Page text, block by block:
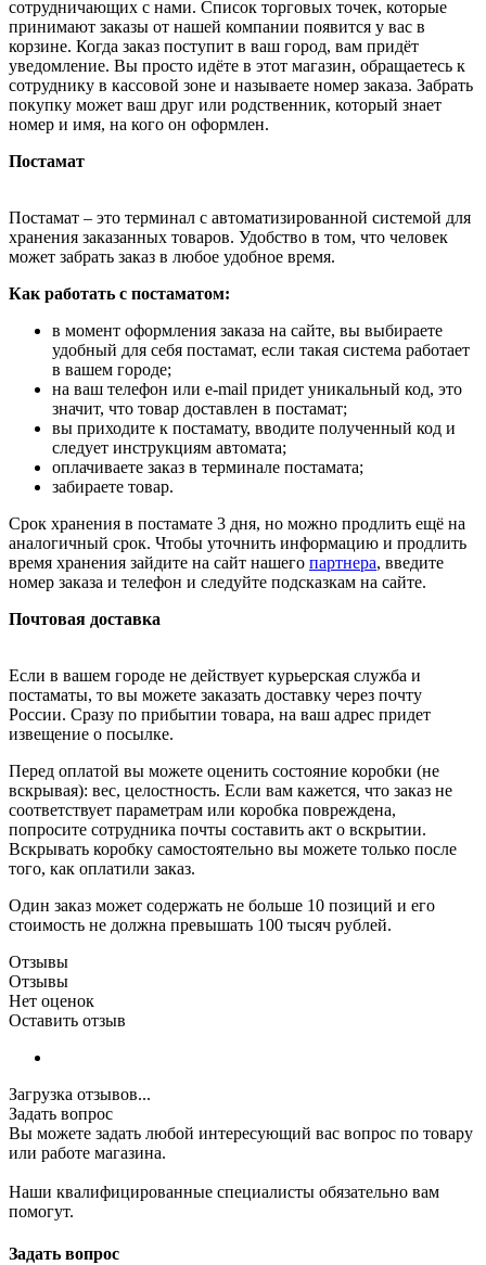
сотрудничающих с нами. Список торговых точек, которые
принимают заказы от нашей компании появится у вас в
корзине. Когда заказ поступит в ваш город, вам придёт
уведомление. Вы просто идёте в этот магазин, обращаетесь к
сотруднику в кассовой зоне и называете номер заказа. Забрать
покупку может ваш друг или родственник, который знает
номер и имя, на кого он оформлен.
Постамат
Постамат – это терминал с автоматизированной системой для
хранения заказанных товаров. Удобство в том, что человек
может забрать заказ в любое удобное время.
Как работать с постаматом:
в момент оформления заказа на сайте, вы выбираете
удобный для себя постамат, если такая система работает
в вашем городе;
на ваш телефон или e-mail придет уникальный код, это
значит, что товар доставлен в постамат;
вы приходите к постамату, вводите полученный код и
следует инструкциям автомата;
оплачиваете заказ в терминале постамата;
забираете товар.
Срок хранения в постамате 3 дня, но можно продлить ещё на
аналогичный срок. Чтобы уточнить информацию и продлить
время хранения зайдите на сайт нашего партнера, введите
номер заказа и телефон и следуйте подсказкам на сайте.
Почтовая доставка
Если в вашем городе не действует курьерская служба и
постаматы, то вы можете заказать доставку через почту
России. Сразу по прибытии товара, на ваш адрес придет
извещение о посылке.
Перед оплатой вы можете оценить состояние коробки (не
вскрывая): вес, целостность. Если вам кажется, что заказ не
соответствует параметрам или коробка повреждена,
попросите сотрудника почты составить акт о вскрытии.
Вскрывать коробку самостоятельно вы можете только после
того, как оплатили заказ.
Один заказ может содержать не больше 10 позиций и его
стоимость не должна превышать 100 тысяч рублей.
Отзывы
Отзывы
Нет оценок
Оставить отзыв
Загрузка отзывов...
Задать вопрос
Вы можете задать любой интересующий вас вопрос по товару
или работе магазина.
Наши квалифицированные специалисты обязательно вам
помогут.
Задать вопрос